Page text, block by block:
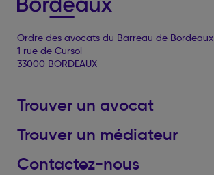
Ordre des avocats du Barreau de Bordeaux
1 rue de Cursol
33000 BORDEAUX
Trouver un avocat
Trouver un médiateur
Contactez-nous